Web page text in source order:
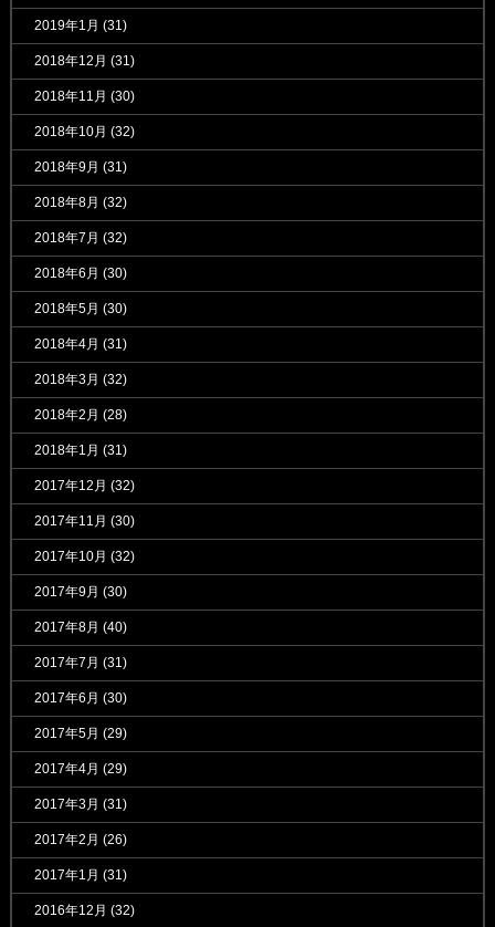
2019年1月 (31)
2018年12月 (31)
2018年11月 (30)
2018年10月 (32)
2018年9月 (31)
2018年8月 (32)
2018年7月 (32)
2018年6月 (30)
2018年5月 (30)
2018年4月 (31)
2018年3月 (32)
2018年2月 (28)
2018年1月 (31)
2017年12月 (32)
2017年11月 (30)
2017年10月 (32)
2017年9月 (30)
2017年8月 (40)
2017年7月 (31)
2017年6月 (30)
2017年5月 (29)
2017年4月 (29)
2017年3月 (31)
2017年2月 (26)
2017年1月 (31)
2016年12月 (32)